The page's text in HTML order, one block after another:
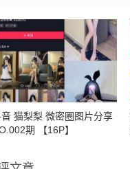
猫梨梨 微密圈图片分享
期 【16P】